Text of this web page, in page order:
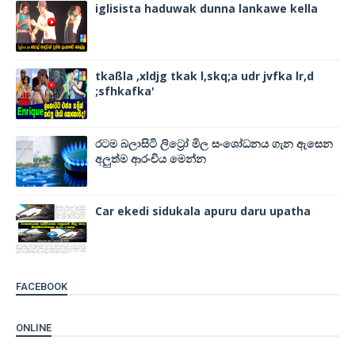
iglisista haduwak dunna lankawe kella
tkaßla ,xldjg tkak l,skq;a udr jvfka lr,d
;sfhkafka'
රටම බලාසිටි ලිට්‍රෝ මිල සංශෝධනය ගැන ඇසෙන
අලුත්ම ආරංචිය මෙන්න
Car ekedi sidukala apuru daru upatha
FACEBOOK
ONLINE